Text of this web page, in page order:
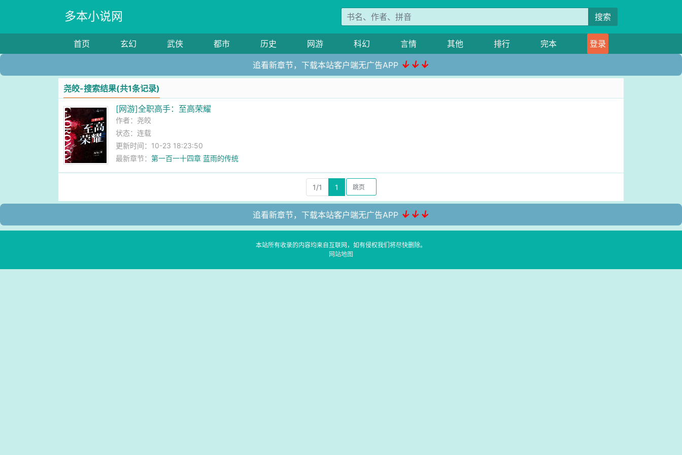
多本小说网 搜索
首页 玄幻 武侠 都市 历史 网游 科幻 言情 其他 排行 完本 登录
追看新章节，下载本站客户端无广告APP ↓↓↓
尧皎-搜索结果(共1条记录)
[网游]全职高手：至高荣耀
作者： 尧皎
状态：连载
更新时间：10-23 18:23:50
最新章节：第一百一十四章 蓝雨的传统
1/1 1
追看新章节，下载本站客户端无广告APP ↓↓↓
本站所有收录的内容均来自互联网，如有侵权我们将尽快删除。
网站地图